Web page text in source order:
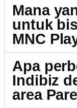
Mana
untuk
MNC
Apa
Indibiz
area